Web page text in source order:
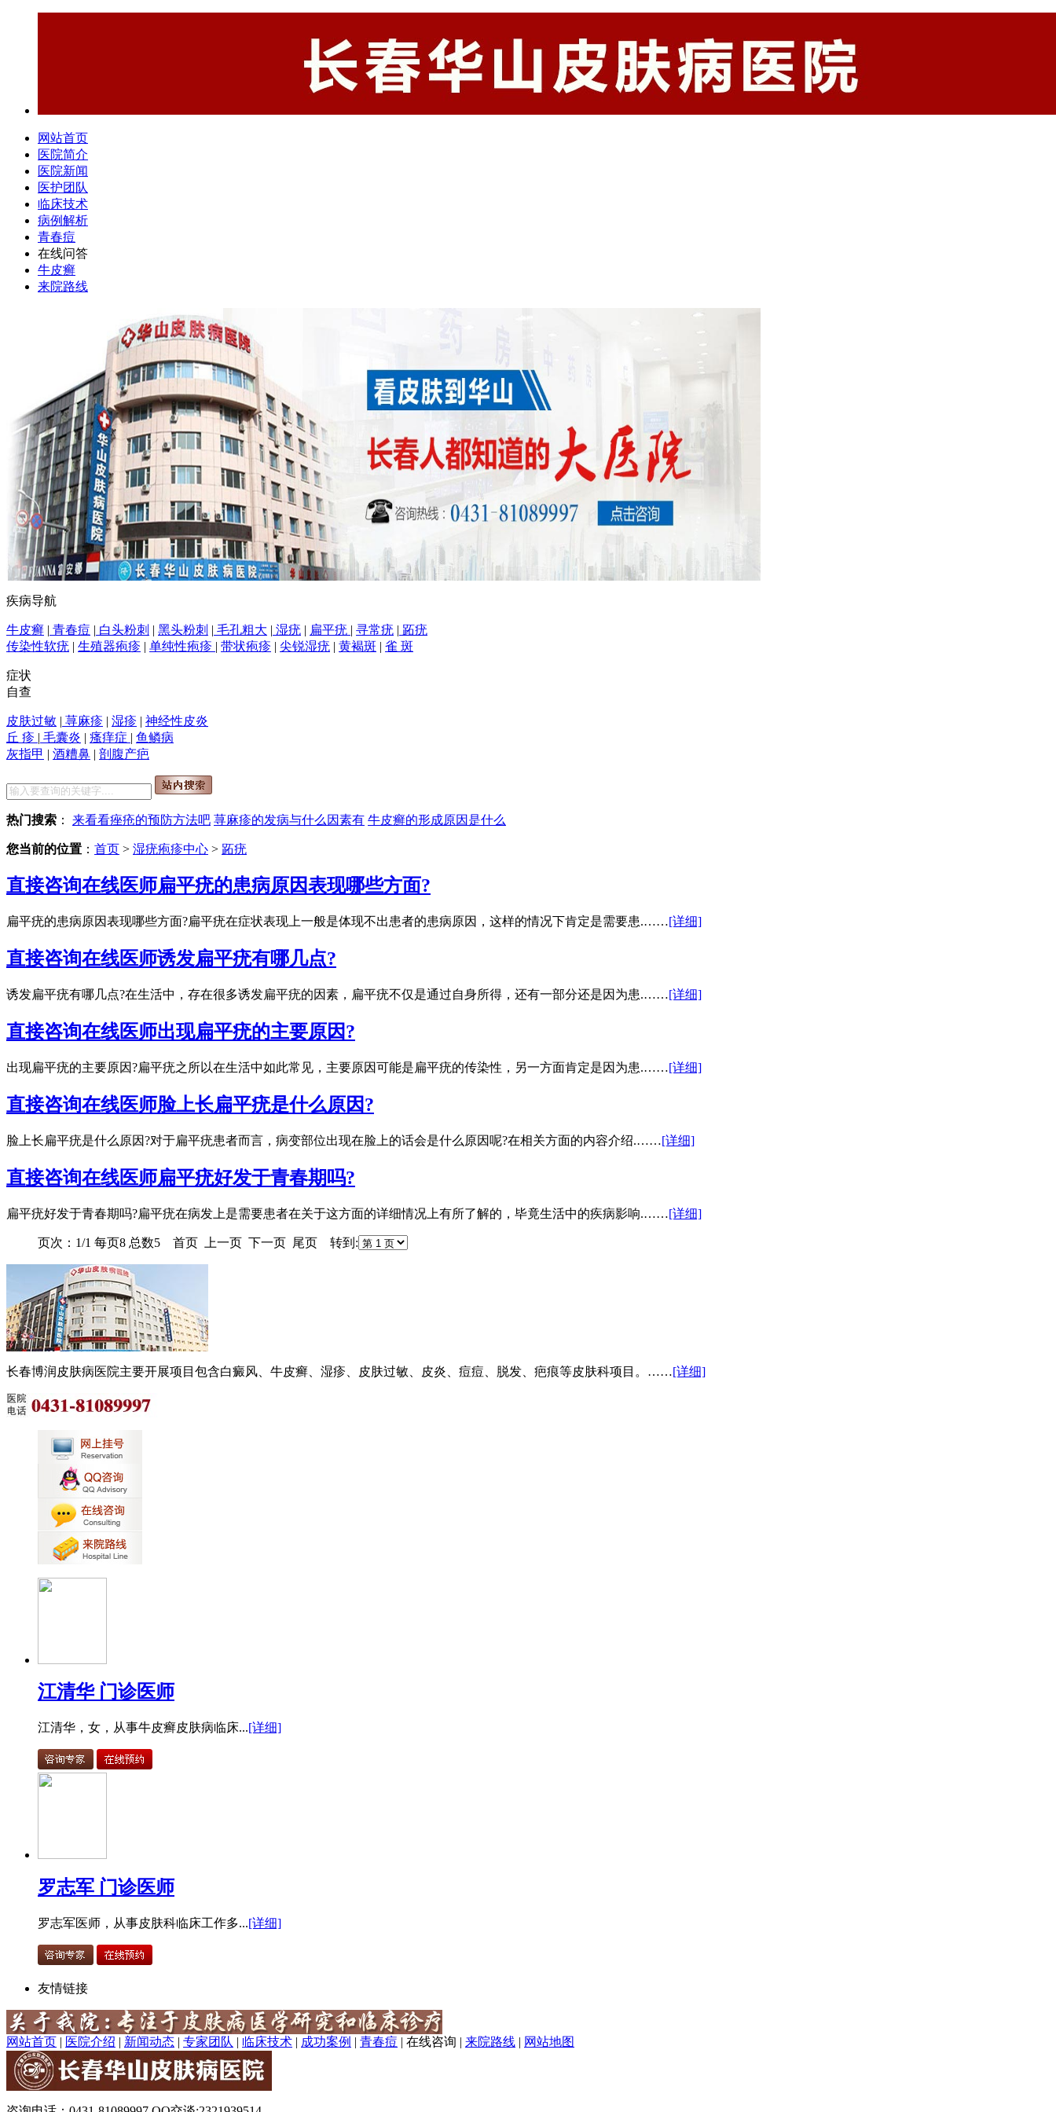
网站首页
医院简介
医院新闻
医护团队
临床技术
病例解析
青春痘
在线问答
牛皮癣
来院路线
疾病导航
牛皮癣 | 青春痘 | 白头粉刺 | 黑头粉刺 | 毛孔粗大 | 湿疣 | 扁平疣 | 寻常疣 | 跖疣
传染性软疣 | 生殖器疱疹 | 单纯性疱疹 | 带状疱疹 | 尖锐湿疣 | 黄褐斑 | 雀 斑
症状
自查
皮肤过敏 | 荨麻疹 | 湿疹 | 神经性皮炎
丘 疹 | 毛囊炎 | 瘙痒症 | 鱼鳞病
灰指甲 | 酒糟鼻 | 剖腹产疤
热门搜索 ： 来看看痤疮的预防方法吧 荨麻疹的发病与什么因素有 牛皮癣的形成原因是什么
您当前的位置 ： 首页 > 湿疣疱疹中心 > 跖疣
直接咨询在线医师扁平疣的患病原因表现哪些方面?
扁平疣的患病原因表现哪些方面?扁平疣在症状表现上一般是体现不出患者的患病原因，这样的情况下肯定是需要患.……[详细]
直接咨询在线医师诱发扁平疣有哪几点?
诱发扁平疣有哪几点?在生活中，存在很多诱发扁平疣的因素，扁平疣不仅是通过自身所得，还有一部分还是因为患.……[详细]
直接咨询在线医师出现扁平疣的主要原因?
出现扁平疣的主要原因?扁平疣之所以在生活中如此常见，主要原因可能是扁平疣的传染性，另一方面肯定是因为患.……[详细]
直接咨询在线医师脸上长扁平疣是什么原因?
脸上长扁平疣是什么原因?对于扁平疣患者而言，病变部位出现在脸上的话会是什么原因呢?在相关方面的内容介绍.……[详细]
直接咨询在线医师扁平疣好发于青春期吗?
扁平疣好发于青春期吗?扁平疣在病发上是需要患者在关于这方面的详细情况上有所了解的，毕竟生活中的疾病影响.……[详细]
页次：1/1 每页8 总数5 首页 上一页 下一页 尾页 转到:
长春博润皮肤病医院主要开展项目包含白癜风、牛皮癣、湿疹、皮肤过敏、皮炎、痘痘、脱发、疤痕等皮肤科项目。……[详细]
江清华 门诊医师
江清华，女，从事牛皮癣皮肤病临床...[详细]
罗志军 门诊医师
罗志军医师，从事皮肤科临床工作多...[详细]
友情链接
网站首页 | 医院介绍 | 新闻动态 | 专家团队 | 临床技术 | 成功案例 | 青春痘 | 在线咨询 | 来院路线 | 网站地图